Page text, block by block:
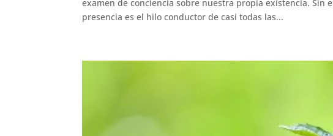
examen de conciencia sobre nuestra propia existencia. Sin
presencia es el hilo conductor de casi todas las...